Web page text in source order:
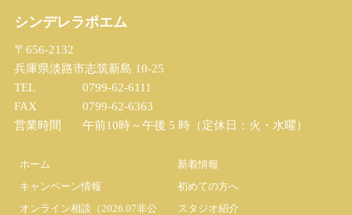
シンデレラポエム
〒656-2132
兵庫県淡路市志筑新島 10-25
TEL
0799-62-6111
FAX
0799-62-6363
営業時間
午前10時～午後 5 時（定休日：火・水曜）
ホーム
新着情報
キャンペーン情報
初めての方へ
オンライン相談（2026.07非公
スタジオ紹介